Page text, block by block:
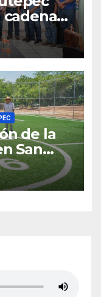
de la
San